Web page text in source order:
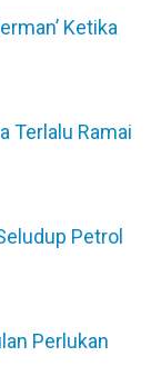
Ketika
Terlalu Ramai
Petrol
Perlukan